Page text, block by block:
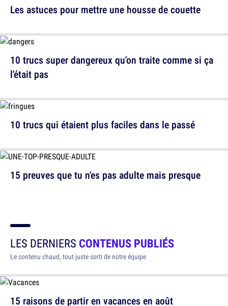
10 trucs super dangereux qu'on traite comme si ça
l'était pas
15 preuves que tu n'es pas adulte mais presque
Les astuces pour mettre une housse de couette
10 trucs qui étaient plus faciles dans le passé
LES DERNIERS CONTENUS PUBLIÉS
Le contenu chaud, tout juste sorti de notre équipe
15 raisons de partir en vacances en août